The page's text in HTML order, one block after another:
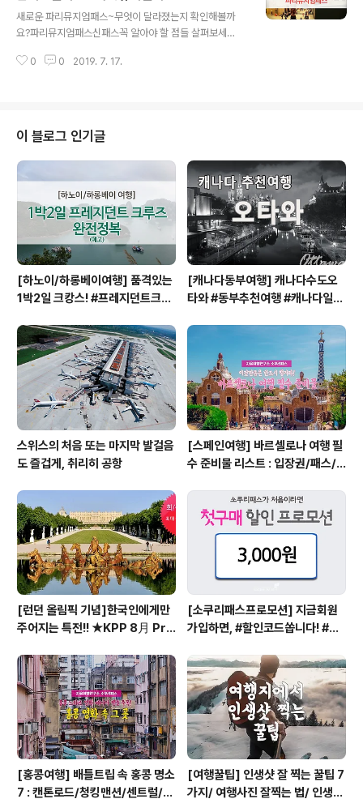
지엄패스로 루브르박물관 예약하기 Step 1.그럼 루브르
박물관 예약을 위해, 패스를 먼저 준비해주세요! 파리뮤
로 접속! https://www.ticketlouvre.fr/louvre/b2c/in
새로운 파리뮤지엄패스~무엇이 달라졌는지 확인해볼까
요?파리뮤지엄패스신패스꼭 알아야 할 점들 살펴보세
스 2019파리뮤지엄패스 코리아에서 확인해 보았습니
르박물관, 오르세미술관, 개선문 등 파리 주요관광명소를
입장할 수 있는 만능패스입니다. 2019년도 새로운 파리
뮤지엄패스는? 더 이상 유효기간이 없습니다.새로운 파리
뮤지엄패스는 유효기간이 지정되어 있지 않습니다. 무기명
으로 이용합니다.여행자는 파리뮤지엄패스에 이름과 첫 개
시일자 기재없이 이용하게 됩니다.패스의 바코드를 스캔하
는 순간부터 시작됩..
0 0 2019. 7. 17.
이 블로그 인기글
[하노이/하롱베이여행] 품격있는
1박2일 크캉스! #프레지던트크루
[캐나다동부여행] 캐나다수도오
타와 #동부추천여행 #캐나다일주
A
스위스의 처음 또는 마지막 발걸음
도 즐겁게, 취리히 공항
[스페인여행] 바르셀로나 여행 필
수 준비물 리스트 : 입장권/패스/
[런던 올림픽 기념]한국인에게만
주어지는 특전!! ★KPP 8月 Pro
[소쿠리패스프로모션] 지금회원
가입하면, #할인코드쏩니다! #소
인
[홍콩여행] 배틀트립 속 홍콩 명소
7 : 캔톤로드/청킹맨션/센트럴/맛
[여행꿀팁] 인생샷 잘 찍는 꿀팁 7
가지/ 여행사진 잘찍는 법/ 인생샷